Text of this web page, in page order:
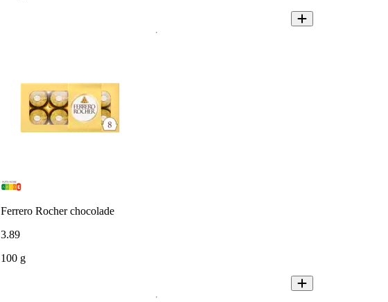
Ferrero Rocher chocolade
3.89
100 g